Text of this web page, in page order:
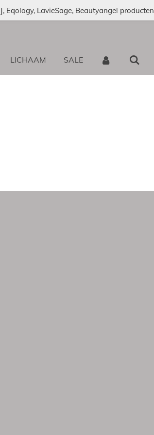
Eqology, LavieSage, Beautyangel producten
LICHAAM SALE